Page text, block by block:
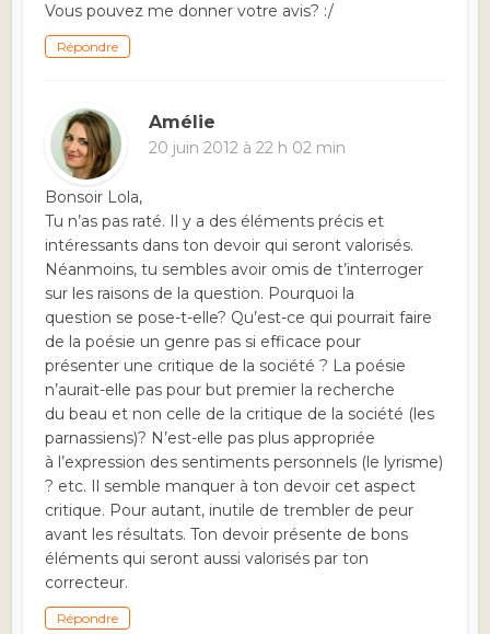
Vous pouvez me donner votre avis? :/
Répondre
Amélie
20 juin 2012 à 22 h 02 min
Bonsoir Lola,
Tu n’as pas raté. Il y a des éléments précis et
intéressants dans ton devoir qui seront valorisés.
Néanmoins, tu sembles avoir omis de t’interroger
sur les raisons de la question. Pourquoi la
question se pose-t-elle? Qu’est-ce qui pourrait faire
de la poésie un genre pas si efficace pour
présenter une critique de la société ? La poésie
n’aurait-elle pas pour but premier la recherche
du beau et non celle de la critique de la société (les
parnassiens)? N’est-elle pas plus appropriée
à l’expression des sentiments personnels (le lyrisme)
? etc. Il semble manquer à ton devoir cet aspect
critique. Pour autant, inutile de trembler de peur
avant les résultats. Ton devoir présente de bons
éléments qui seront aussi valorisés par ton
correcteur.
Répondre